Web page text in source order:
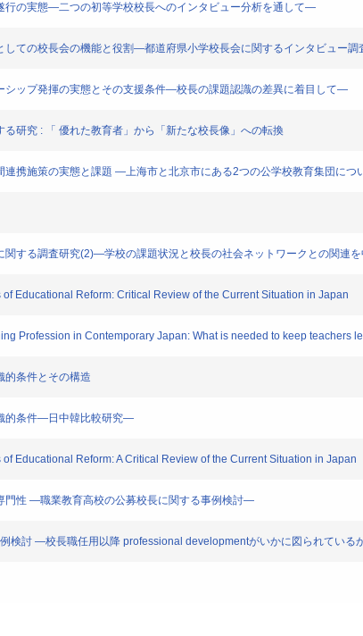
行の実態―二つの初等学校校長へのインタビュー分析を通して―
しての校長会の機能と役割―都道府県小学校長会に関するインタビュー
シップ発揮の実態とその支援条件―校長の課題認識の差異に着目して―
研究 : 「 優れた教育者」から「新たな校長像」への転換
連携施策の実態と課題 ―上海市と北京市にある2つの公学校教育集団に
関する調査研究(2)―学校の課題状況と校長の社会ネットワークとの関連
Educational Reform: Critical Review of the Current Situation in Japan
Profession in Contemporary Japan: What is needed to keep teachers
的条件とその構造
的条件―日中韓比較研究―
Educational Reform: A Critical Review of the Current Situation in Japan
門性 ―職業教育高校の公募校長に関する事例検討―
検討 ―校長職任用以降 professional developmentがいかに図られている